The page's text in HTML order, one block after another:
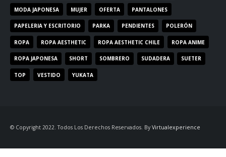
MODA JAPONESA MUJER OFERTA PANTALONES
PAPELERIA Y ESCRITORIO PARKA PENDIENTES POLERÓN
ROPA ROPA AESTHETIC ROPA AESTHETIC CHILE ROPA ANIME
ROPA JAPONESA SHORT SOMBRERO SUDADERA SUETER
TOP VESTIDO YUKATA
© Copyright 2022. Todos Los Derechos Reservados. By Virtualexperience